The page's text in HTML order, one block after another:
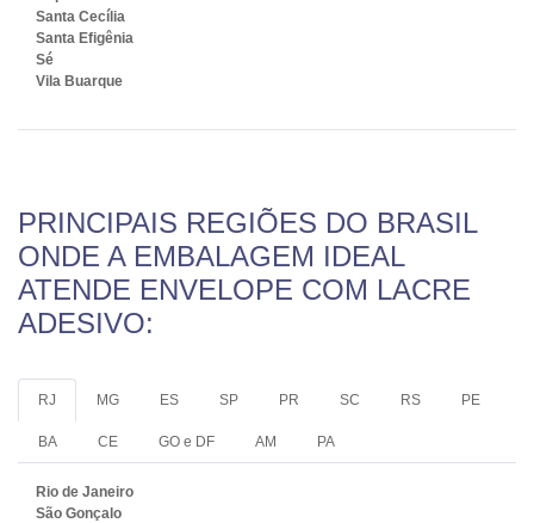
Santa Cecília
Santa Efigênia
Sé
Vila Buarque
PRINCIPAIS REGIÕES DO BRASIL
ONDE A EMBALAGEM IDEAL
ATENDE ENVELOPE COM LACRE
ADESIVO:
RJ MG ES SP PR SC RS PE
BA CE GO e DF AM PA
Rio de Janeiro
São Gonçalo